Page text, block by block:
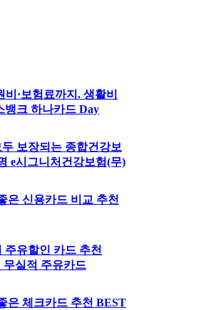
비·보험료까지. 생활비
뱅크 하나카드 Day
보장되는 종합건강보
e시그니처건강보험(무)
은 신용카드 비교 추천
주유할인 카드 추천
무실적 주유카드
은 체크카드 추천 BEST